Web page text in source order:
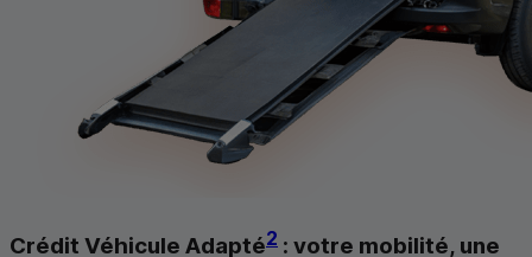
Crédit Véhicule Adapté2 : votre mobilité, une